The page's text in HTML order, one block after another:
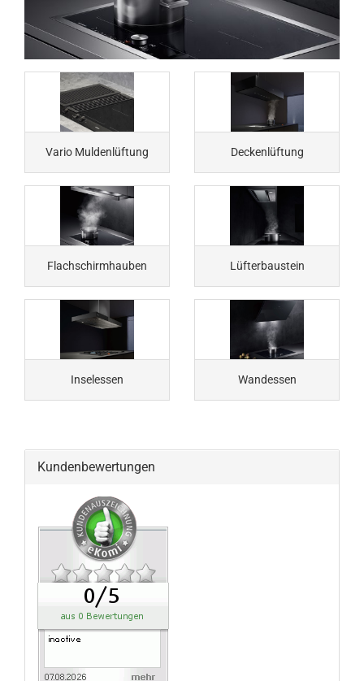
Vario Muldenlüftung Deckenlüftung
Flachschirmhauben Lüfterbaustein
Inselessen Wandessen
Kundenbewertungen